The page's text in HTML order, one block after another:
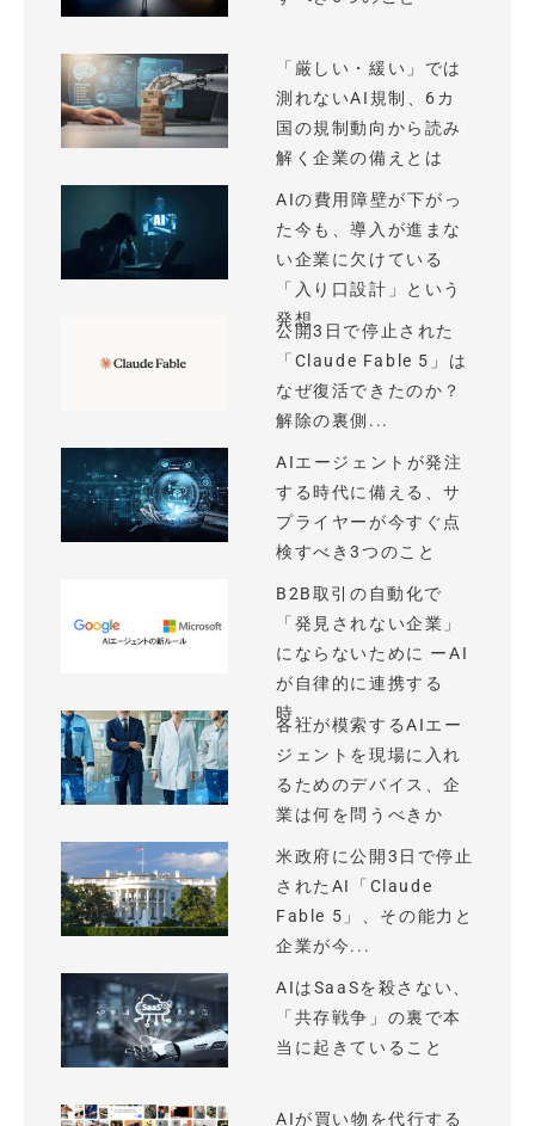
「厳しい・緩い」では
測れないAI規制、6カ
国の規制動向から読み
解く企業の備えとは
AIの費用障壁が下がっ
た今も、導入が進まな
い企業に欠けている
「入り口設計」という
発想
公開3日で停止された
「Claude Fable 5」は
なぜ復活できたのか？
解除の裏側...
AIエージェントが発注
する時代に備える、サ
プライヤーが今すぐ点
検すべき3つのこと
B2B取引の自動化で
「発見されない企業」
にならないために ーAI
が自律的に連携する
時...
各社が模索するAIエー
ジェントを現場に入れ
るためのデバイス、企
業は何を問うべきか
米政府に公開3日で停止
されたAI「Claude
Fable 5」、その能力と
企業が今...
AIはSaaSを殺さない、
「共存戦争」の裏で本
当に起きていること
AIが買い物を代行する